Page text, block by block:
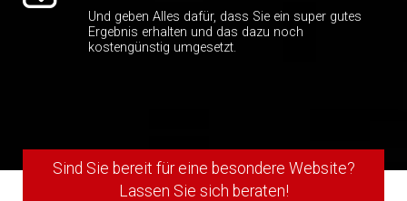
Und geben Alles dafür, dass Sie ein super gutes
Ergebnis erhalten und das dazu noch
kostengünstig umgesetzt.
Sind Sie bereit für eine besondere Website?
Lassen Sie sich beraten!